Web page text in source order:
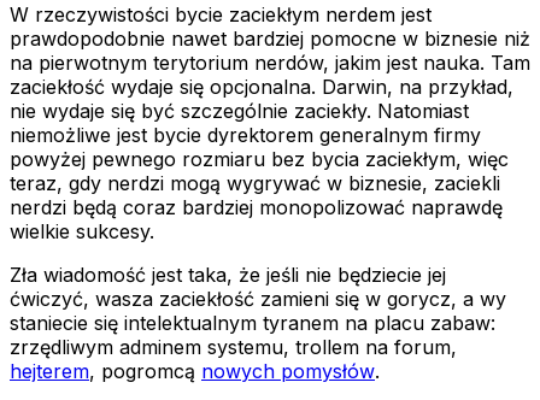
W rzeczywistości bycie zaciekłym nerdem jest
prawdopodobnie nawet bardziej pomocne w biznesie niż
na pierwotnym terytorium nerdów, jakim jest nauka. Tam
zaciekłość wydaje się opcjonalna. Darwin, na przykład,
nie wydaje się być szczególnie zaciekły. Natomiast
niemożliwe jest bycie dyrektorem generalnym firmy
powyżej pewnego rozmiaru bez bycia zaciekłym, więc
teraz, gdy nerdzi mogą wygrywać w biznesie, zaciekli
nerdzi będą coraz bardziej monopolizować naprawdę
wielkie sukcesy.
Zła wiadomość jest taka, że jeśli nie będziecie jej
ćwiczyć, wasza zaciekłość zamieni się w gorycz, a wy
staniecie się intelektualnym tyranem na placu zabaw:
zrzędliwym adminem systemu, trollem na forum,
hejterem, pogromcą nowych pomysłów.